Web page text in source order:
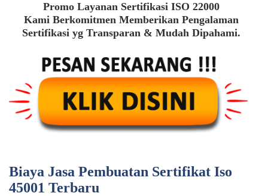
Promo Layanan Sertifikasi ISO 22000
Kami Berkomitmen Memberikan Pengalaman
Sertifikasi yg Transparan & Mudah Dipahami.
Biaya Jasa Pembuatan Sertifikat Iso
45001 Terbaru